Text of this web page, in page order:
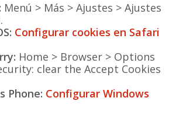
Menú > Más > Ajustes > Ajustes
Configurar cookies en Safari
Home > Browser > Options
clear the Accept Cookies
Phone: Configurar Windows